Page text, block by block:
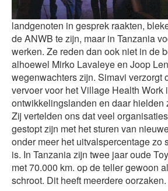
landgenoten in gesprek raakten,
de ANWB te zijn, maar in Tanzania
werken. Ze reden dan ook niet in de
alhoewel Mirko Lavaleye en Joop
wegenwachters zijn. Simavi verzorgt
vervoer voor het Village Health Work
ontwikkelingslanden en daar hielden
Zij vertelden ons dat veel
gestopt zijn met het sturen van
onder meer het uitvalspercentage zo
is. In Tanzania zijn twee jaar oude
met 70.000 km. op de teller gewoon
schroot. Dit heeft meerdere oorzaken.